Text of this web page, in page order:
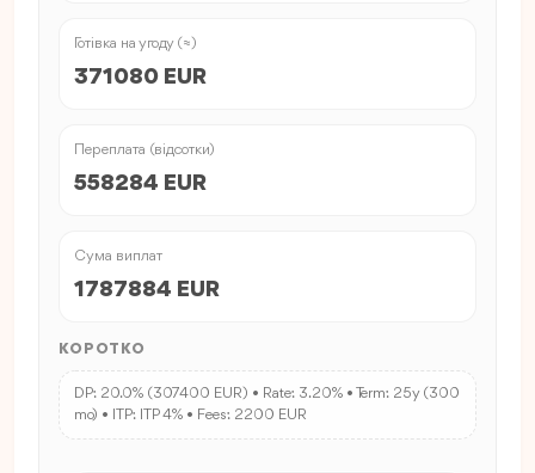
Готівка на угоду (≈)
371080 EUR
Переплата (відсотки)
558284 EUR
Сума виплат
1787884 EUR
КОРОТКО
DP: 20.0% (307400 EUR) • Rate: 3.20% • Term: 25y (300
mo) • ITP: ITP 4% • Fees: 2200 EUR